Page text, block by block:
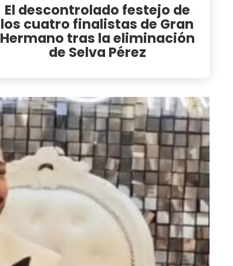
El descontrolado festejo de
los cuatro finalistas de Gran
Hermano tras la eliminación
de Selva Pérez